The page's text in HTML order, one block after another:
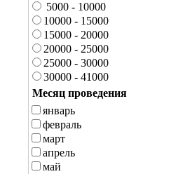
5000 - 10000
10000 - 15000
15000 - 20000
20000 - 25000
25000 - 30000
30000 - 41000
Месяц проведения
январь
февраль
март
апрель
май